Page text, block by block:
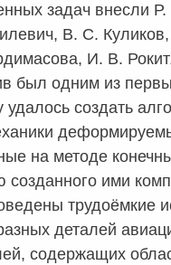
задач внесли
В. С.
И. В.
был одним из
удалось создать
на методе
ими
трудоёмкие
деталей
содержащих